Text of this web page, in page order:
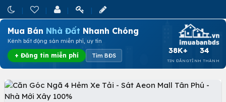
Mua Bán Nhà Đất Nhanh Chóng
Kênh bất động sản miễn phí, uy tín
+ Đăng tin miễn phí Tìm BĐS
38K+
TIN ĐĂNG
34
TỈNH THÀNH